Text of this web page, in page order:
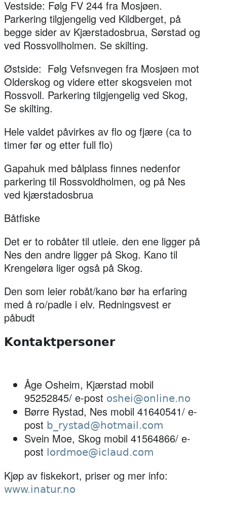
Vestside: Følg FV 244 fra Mosjøen.
Parkering tilgjengelig ved Kildberget, på
begge sider av Kjærstadosbrua, Sørstad og
ved Rossvollholmen. Se skilting.
Østside: Følg Vefsnvegen fra Mosjøen mot
Olderskog og videre etter skogsveien mot
Rossvoll. Parkering tilgjengelig ved Skog,
Se skilting.
Hele valdet påvirkes av flo og fjære (ca to
timer før og etter full flo)
Gapahuk med bålplass finnes nedenfor
parkering til Rossvoldholmen, og på Nes
ved kjærstadosbrua
Båtfiske
Det er to robåter til utleie. den ene ligger på
Nes den andre ligger på Skog. Kano til
Krengeløra liger også på Skog.
Den som leier robåt/kano bør ha erfaring
med å ro/padle i elv. Redningsvest er
påbudt
Kontaktpersoner
Åge Osheim, Kjærstad mobil
95252845/ e-post oshei@online.no
Børre Rystad, Nes mobil 41640541/ e-
post b_rystad@hotmail.com
Svein Moe, Skog mobil 41564866/ e-
post lordmoe@iclaud.com
Kjøp av fiskekort, priser og mer info:
www.inatur.no